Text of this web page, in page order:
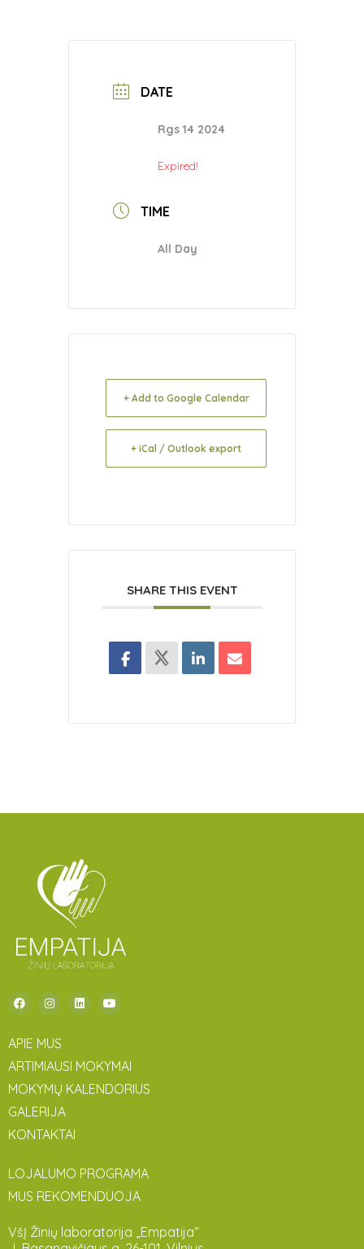
DATE
Rgs 14 2024
Expired!
TIME
All Day
+ Add to Google Calendar
+ iCal / Outlook export
SHARE THIS EVENT
APIE MUS
ARTIMIAUSI MOKYMAI
MOKYMŲ KALENDORIUS
GALERIJA
KONTAKTAI
LOJALUMO PROGRAMA
MUS REKOMENDUOJA
VšĮ Žinių laboratorija „Empatija“